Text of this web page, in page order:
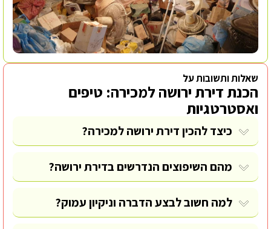
שאלות ותשובות על
הכנת דירת ירושה למכירה: טיפים
ואסטרטגיות
כיצד להכין דירת ירושה למכירה?
מהם השיפוצים הנדרשים בדירת ירושה?
למה חשוב לבצע הדברה וניקיון עמוק?